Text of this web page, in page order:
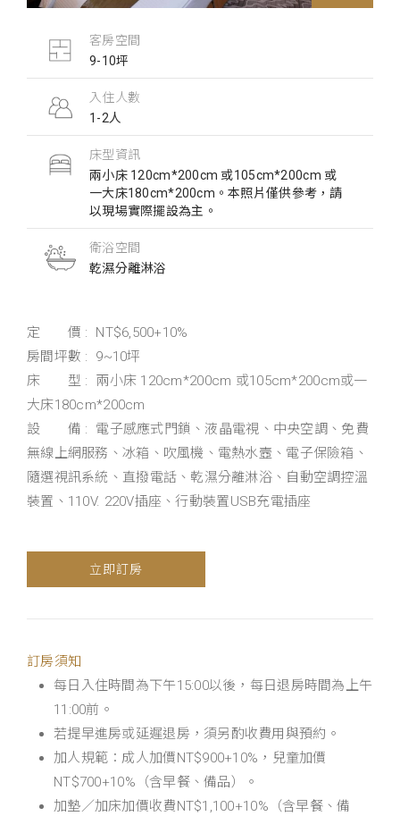
客房空間
9-10坪
入住人數
1-2人
床型資訊
兩小床 120cm*200cm 或105cm*200cm 或
一大床180cm*200cm。本照片僅供參考，請
以現場實際擺設為主。
衛浴空間
乾濕分離淋浴
定 價 : NT$6,500+10%
房間坪數 : 9~10坪
床 型 : 兩小床 120cm*200cm 或105cm*200cm或一
大床180cm*200cm
設 備 : 電子感應式門鎖、液晶電視、中央空調、免費
無線上網服務、冰箱、吹風機、電熱水壼、電子保險箱、
隨選視訊系統、直撥電話、乾濕分離淋浴、自動空調控溫
裝置、110V. 220V插座、行動裝置USB充電插座
立即訂房
訂房須知
每日入住時間為下午15:00以後，每日退房時間為上午
11:00前。
若提早進房或延遲退房，須另酌收費用與預約。
加人規範：成人加價NT$900+10%，兒童加價
NT$700+10%（含早餐、備品）。
加墊／加床加價收費NT$1,100+10%（含早餐、備